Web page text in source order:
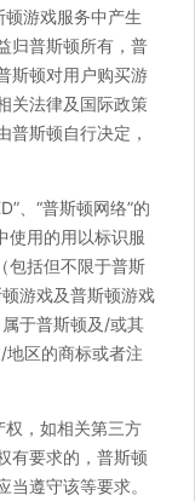
游戏服务中产生
归普斯顿所有，普
斯顿对用户购买游
关法律及国际政策
普斯顿自行决定，
、“普斯顿网络”的
使用的用以标识服
包括但不限于普斯
游戏及普斯顿游戏
于普斯顿及/或其
区的商标或者注
，如相关第三方
有要求的，普斯顿
遵守该等要求。